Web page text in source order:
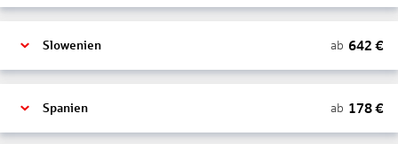
Slowenien ab 642 €
Spanien ab 178€